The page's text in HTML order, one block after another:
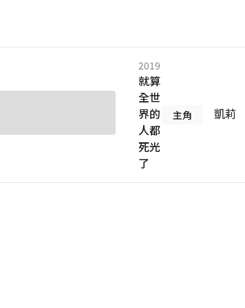
2019
就算
全世
界的
人都
死光
了
主角 凱莉